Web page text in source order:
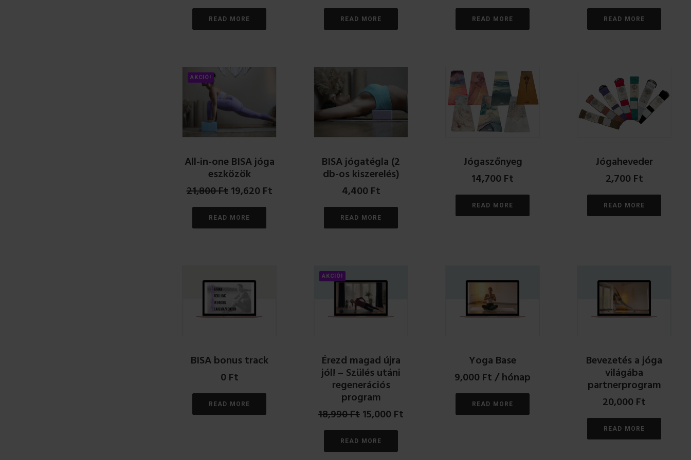
READ MORE READ MORE READ MORE READ MORE
AKCIÓ!
All-in-one BISA jóga
eszközök
21,800Ft Original
price
was:
21,800 Ft.
19,620FtCurrent
READ MORE
BISA jógatégla (2
db-os kiszerelés)
4,400Ft
READ MORE
Jógaszőnyeg
14,700Ft
READ MORE
Jógaheveder
2,700Ft
READ MORE
BISA bonus track
0Ft
READ MORE
AKCIÓ!
Érezd magad újra
jól! – Szülés utáni
regenerációs
program
18,990FtOriginal
price
was:
18,990 Ft.
15,000Ft
READ MORE
Yoga Base
9,000Ft/ hónap
READ MORE
Bevezetés a jóga
világába
partnerprogram
20,000Ft
READ MORE